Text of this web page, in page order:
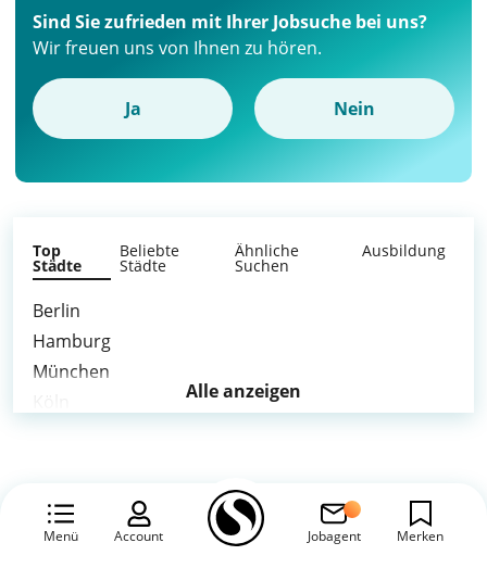
Menü Account Jobagent Merken
Sind Sie zufrieden mit Ihrer Jobsuche bei uns?
Wir freuen uns von Ihnen zu hören.
Ja Nein
Top
Städte
Beliebte
Städte
Ähnliche
Suchen
Ausbildung
Berlin
Hamburg
München
Leipzig
Alle anzeigen